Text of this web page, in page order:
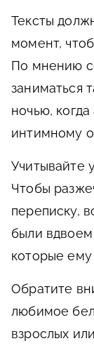
Тексты
момент,
По мнению
заниматься
ночью,
интимному
Учитывайте
Чтобы
переписку,
были
которые
Обратите
любимое
взрослых